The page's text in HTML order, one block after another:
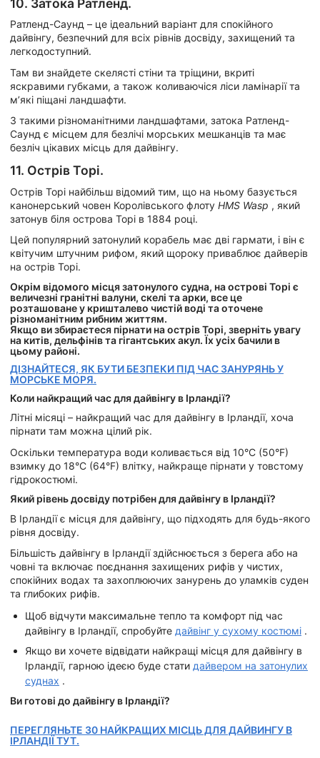
Ратленд-Саунд – це ідеальний варіант для спокійного
дайвінгу, безпечний для всіх рівнів досвіду, захищений та
легкодоступний.
Там ви знайдете скелясті стіни та тріщини, вкриті
яскравими губками, а також коливаючіся ліси ламінарії та
м’які піщані ландшафти.
З такими різноманітними ландшафтами, затока Ратленд-
Саунд є місцем для безлічі морських мешканців та має
безліч цікавих місць для дайвінгу.
11. Острів Торі.
Острів Торі найбільш відомий тим, що на ньому базується
канонерський човен Королівського флоту HMS Wasp , який
затонув біля острова Торі в 1884 році.
Цей популярний затонулий корабель має дві гармати, і він є
квітучим штучним рифом, який щороку приваблює дайверів
на острів Торі.
Окрім відомого місця затонулого судна, на острові Торі є
величезні гранітні валуни, скелі та арки, все це
розташоване у кришталево чистій воді та оточене
різноманітним рибним життям.
Якщо ви збираєтеся пірнати на острів Торі, зверніть увагу
на китів, дельфінів та гігантських акул. Їх усіх бачили в
цьому районі.
ДІЗНАЙТЕСЯ, ЯК БУТИ БЕЗПЕКИ ПІД ЧАС ЗАНУРЯНЬ У
МОРСЬКЕ МОРЯ.
Коли найкращий час для дайвінгу в Ірландії?
Літні місяці – найкращий час для дайвінгу в Ірландії, хоча
пірнати там можна цілий рік.
Оскільки температура води коливається від 10°C (50°F)
взимку до 18°C (64°F) влітку, найкраще пірнати у товстому
гідрокостюмі.
Який рівень досвіду потрібен для дайвінгу в Ірландії?
В Ірландії є місця для дайвінгу, що підходять для будь-якого
рівня досвіду.
Більшість дайвінгу в Ірландії здійснюється з берега або на
човні та включає поєднання захищених рифів у чистих,
спокійних водах та захоплюючих занурень до уламків суден
та глибоких рифів.
Щоб відчути максимальне тепло та комфорт під час
дайвінгу в Ірландії, спробуйте дайвінг у сухому костюмі .
Якщо ви хочете відвідати найкращі місця для дайвінгу в
Ірландії, гарною ідеєю буде стати дайвером на затонулих
суднах .
Ви готові до дайвінгу в Ірландії?
ПЕРЕГЛЯНЬТЕ 30 НАЙКРАЩИХ МІСЦЬ ДЛЯ ДАЙВИНГУ В
ІРЛАНДІЇ ТУТ.